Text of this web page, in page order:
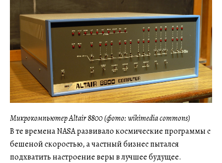
Микрокомпьютер Altair 8800 (фото: wikimedia commons)
В те времена NASA развивало космические программы с
бешеной скоростью, а частный бизнес пытался
подхватить настроение веры в лучшее будущее.